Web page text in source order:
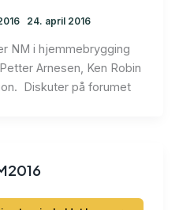
24. april 2016
NM i hjemmebrygging
Arnesen, Ken Robin
Diskuter på forumet